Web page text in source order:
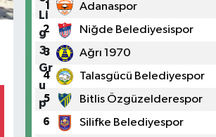
1 Adanaspor
2 Niğde Belediyesispor
3 Ağrı 1970
4 Talasgücü Belediyespor
5 Bitlis Özgüzelderespor
6 Silifke Belediyespor